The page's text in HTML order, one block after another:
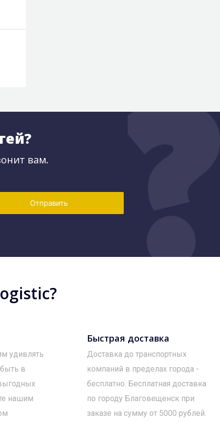
вам.
Отправить
удивлять
в
нашим
Быстрая доставка
Доставка до транспортных
компаний в пределах города -
бесплатно. Бесплатная доставка
по городу Благовещенск при
заказе на сумму от 5000 рублей.